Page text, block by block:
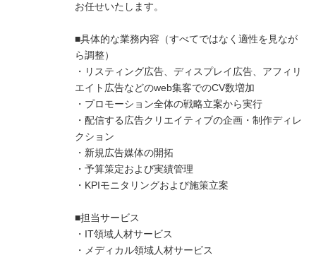
お任せいたします。
■具体的な業務内容（すべてではなく適性を見なが
ら調整）
・リスティング広告、ディスプレイ広告、アフィリ
エイト広告などのweb集客でのCV数増加
・プロモーション全体の戦略立案から実行
・配信する広告クリエイティブの企画・制作ディレ
クション
・新規広告媒体の開拓
・予算策定および実績管理
・KPIモニタリングおよび施策立案
■担当サービス
・IT領域人材サービス
・メディカル領域人材サービス